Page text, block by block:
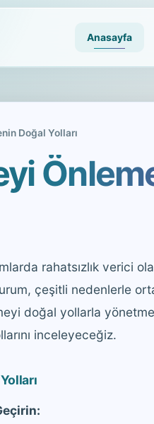
Anasayfa
Doğal Yolları
rahatsızlık verici
çeşitli nedenlerle
doğal yollarla
inceleyeceğiz.